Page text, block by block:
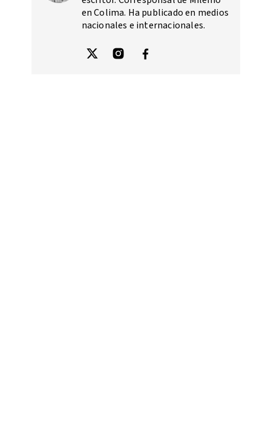
en Colima. Ha publicado en medios
nacionales e internacionales.